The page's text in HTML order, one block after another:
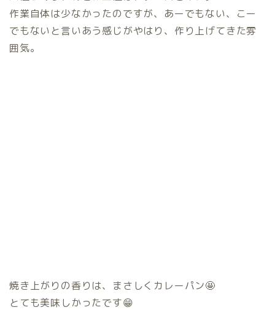
作業自体は少なかったのですが、あーでもない、こー
でもないと言いあう感じがやはり、作り上げてきた雰
囲気。
焼き上がりの香りは、まさしくカレーパン🤩
とても美味しかったです😁